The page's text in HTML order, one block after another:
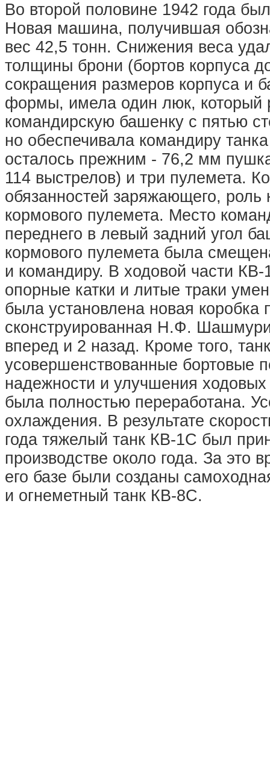
Во второй половине 1942 года
Новая машина, получившая
вес 42,5 тонн. Снижения веса
толщины брони (бортов корпуса
сокращения размеров корпуса и
формы, имела один люк, который
командирскую башенку с пятью
но обеспечивала командиру
осталось прежним - 76,2 мм
114 выстрелов) и три пулемета.
обязанностей заряжающего, роль
кормового пулемета. Место
переднего в левый задний угол
кормового пулемета была
и командиру. В ходовой части
опорные катки и литые траки
была установлена новая коробка
сконструированная Н.Ф.
вперед и 2 назад. Кроме того,
усовершенствованные бортовые
надежности и улучшения
была полностью переработана.
охлаждения. В результате
года тяжелый танк КВ-1С был
производстве около года. За
его базе были созданы
и огнеметный танк КВ-8С.